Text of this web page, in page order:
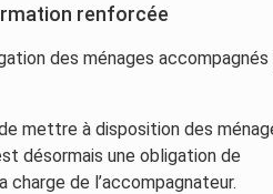
renforcée
des ménages accompagnés
mettre à disposition des
désormais une obligation de
de l’accompagnateur.